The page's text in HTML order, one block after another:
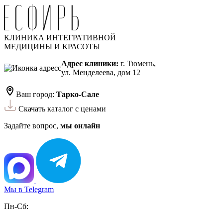
КЛИНИКА ИНТЕГРАТИВНОЙ
МЕДИЦИНЫ И КРАСОТЫ
Адрес клиники: г. Тюмень,
ул. Менделеева, дом 12
Ваш город: Тарко-Сале
Скачать каталог с ценами
Задайте вопрос, мы онлайн
Мы в Telegram
Пн-Сб: